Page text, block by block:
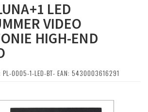
LED
VIDEO
HIGH-END
PL-0005-1-LED-BT- EAN: 5430003616291